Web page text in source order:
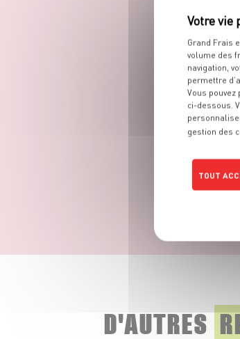
D'AUTRES
Grand Frais
volume des
navigation,
permettre
Vous
ci-dessous.
gestion des
TOUT